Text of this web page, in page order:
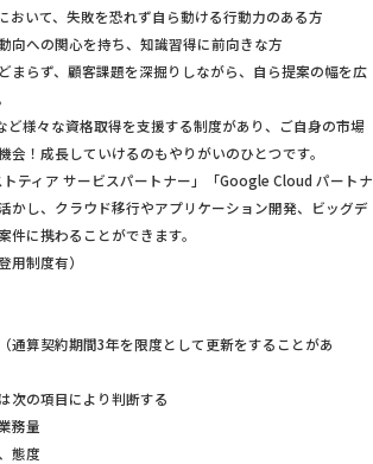
おいて、失敗を恐れず自ら動ける行動力のある方
向への関心を持ち、知識習得に前向きな方
まらず、顧客課題を深掘りしながら、自ら提案の幅を広
ど様々な資格取得を支援する制度があり、ご自身の市場
会！成長していけるのもやりがいのひとつです。
ティア サービスパートナー」「Google Cloud パートナ
かし、クラウド移行やアプリケーション開発、ビッグデ
件に携わることができます。
用制度有）
算契約期間3年を限度として更新をすることがあ
次の項目により判断する
務量
態度